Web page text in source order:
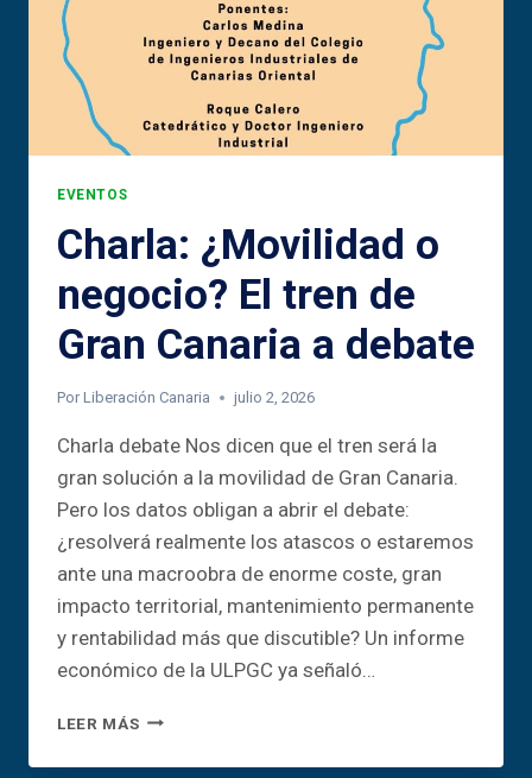
EVENTOS
Charla: ¿Movilidad o
negocio? El tren de
Gran Canaria a debate
Por Liberación Canaria julio 2, 2026
Charla debate Nos dicen que el tren será la
gran solución a la movilidad de Gran Canaria.
Pero los datos obligan a abrir el debate:
¿resolverá realmente los atascos o estaremos
ante una macroobra de enorme coste, gran
impacto territorial, mantenimiento permanente
y rentabilidad más que discutible? Un informe
económico de la ULPGC ya señaló…
LEER MÁSCHARLA:
O